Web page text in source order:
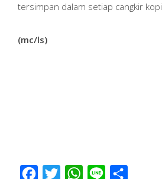
tersimpan dalam setiap cangkir kopi.
(mc/ls)
Facebook
Twitter WhatsApp
Line